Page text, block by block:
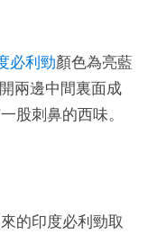
必利勁顏色為亮藍
兩邊中間裏面成
股刺鼻的西味。
的印度必利勁取